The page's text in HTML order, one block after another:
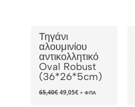
Τηγάνι
αλουμινίου
αντικολλητικό
Oval Robust
(36*26*5cm)
65,40€ Original
price
49,05€Η+ ΦΠΑ